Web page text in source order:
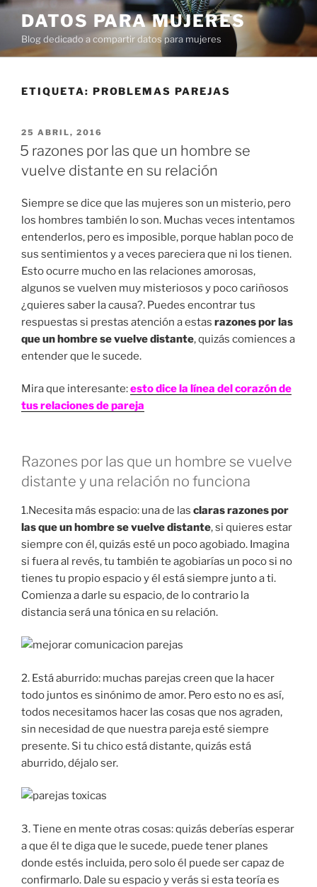
Ir
contenido
DATOS PARA MUJERES
Blog dedicado a compartir datos para mujeres
ETIQUETA: PROBLEMAS PAREJAS
PUBLICADO
EN
25 ABRIL, 2016
5 razones por las que un hombre se
vuelve distante en su relación
Siempre se dice que las mujeres son un misterio, pero
los hombres también lo son. Muchas veces intentamos
entenderlos, pero es imposible, porque hablan poco de
sus sentimientos y a veces pareciera que ni los tienen.
Esto ocurre mucho en las relaciones amorosas,
algunos se vuelven muy misteriosos y poco cariñosos
¿quieres saber la causa?. Puedes encontrar tus
respuestas si prestas atención a estas razones por las
que un hombre se vuelve distante, quizás comiences a
entender que le sucede.
Mira que interesante:esto dice la línea del corazón de
tus relaciones de pareja
Razones por las que un hombre se vuelve
distante y una relación no funciona
1.Necesita más espacio: una de las claras razones por
las que un hombre se vuelve distante, si quieres estar
siempre con él, quizás esté un poco agobiado. Imagina
si fuera al revés, tu también te agobiarías un poco si no
tienes tu propio espacio y él está siempre junto a ti.
Comienza a darle su espacio, de lo contrario la
distancia será una tónica en su relación.
2. Está aburrido: muchas parejas creen que la hacer
todo juntos es sinónimo de amor. Pero esto no es así,
todos necesitamos hacer las cosas que nos agraden,
sin necesidad de que nuestra pareja esté siempre
presente. Si tu chico está distante, quizás está
aburrido, déjalo ser.
3. Tiene en mente otras cosas: quizás deberías esperar
a que él te diga que le sucede, puede tener planes
donde estés incluida, pero solo él puede ser capaz de
confirmarlo. Dale su espacio y verás si esta teoría es